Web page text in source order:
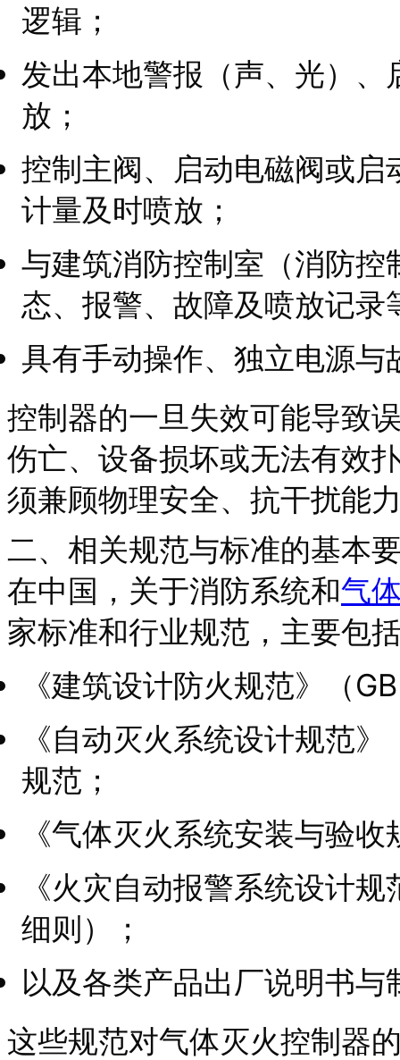
逻辑；
发出本地警报（声、光）
放；
控制主阀、启动电磁阀或
计量及时喷放；
与建筑消防控制室（消防
态、报警、故障及喷放记录
具有手动操作、独立电源与
控制器的一旦失效可能导致
伤亡、设备损坏或无法有效
须兼顾物理安全、抗干扰能
二、相关规范与标准的基本
在中国，关于消防系统和气
家标准和行业规范，主要包
《建筑设计防火规范》（
《自动灭火系统设计规范
规范；
《气体灭火系统安装与验
《火灾自动报警系统设计
细则）；
以及各类产品出厂说明书
这些规范对气体灭火控制器